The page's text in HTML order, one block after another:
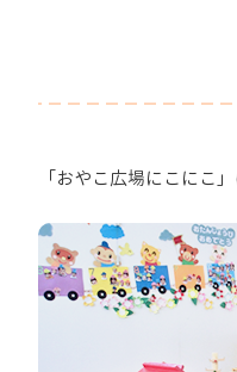
「おやこ広場にこにこ